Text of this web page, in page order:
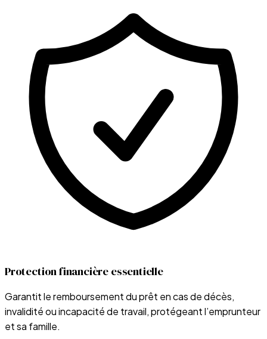
Protection financière essentielle
Garantit le remboursement du prêt en cas de décès,
invalidité ou incapacité de travail, protégeant l’emprunteur
et sa famille.